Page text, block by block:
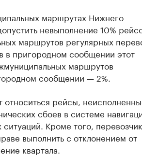
маршрутах Нижнего
невыполнение 10%
маршрутов регулярных
пригородном сообщении этот
маршрутов
сообщении — 2%.
относиться рейсы,
сбоев в системе
Кроме того,
выполнить с отклонением от
квартала.